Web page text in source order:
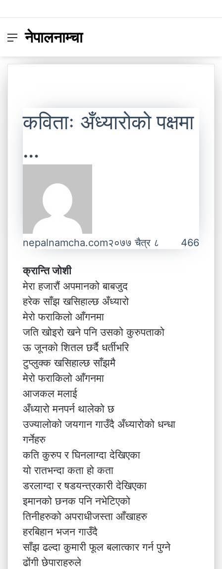
Menu
नेपालनाम्चा
कविताः अँध्यारोको पक्षमा
…
nepalnamcha.com२०७७ चैत्र ८ 466
क्रान्ति जोशी
मेरा हजारौं अपमानको बाबजुद
हरेक साँझ खसिहाल्छ अँध्यारो
मेरो फराकिलो आँगनमा
जति खोइरो खने पनि उसको कुरुपताको
ऊ जूनको शितल छर्दै धर्तीभरि
टुप्लुक्क खसिहाल्छ साँझमै
मेरो फराकिलो आँगनमा
आजकल मलाई
अँध्यारो मनपर्न थालेको छ
उज्यालोको जयगान गाउँदै अँध्यारोको धन्धा
गर्नेहरु
कति कुरुप र घिनलाग्दा देखिएका
यो रातभन्दा कता हो कता
डरलाग्दा र षडयन्त्रकारी देखिएका
इमानको छनक पनि नभेटिएको
तिनीहरुको अपराधीजस्ता आँखाहरु
हरबिहान भजन गाउँदै
साँझ ढल्दा कुमारी फूल बलात्कार गर्न पुग्ने
ढोंगी छेपाराहरुले